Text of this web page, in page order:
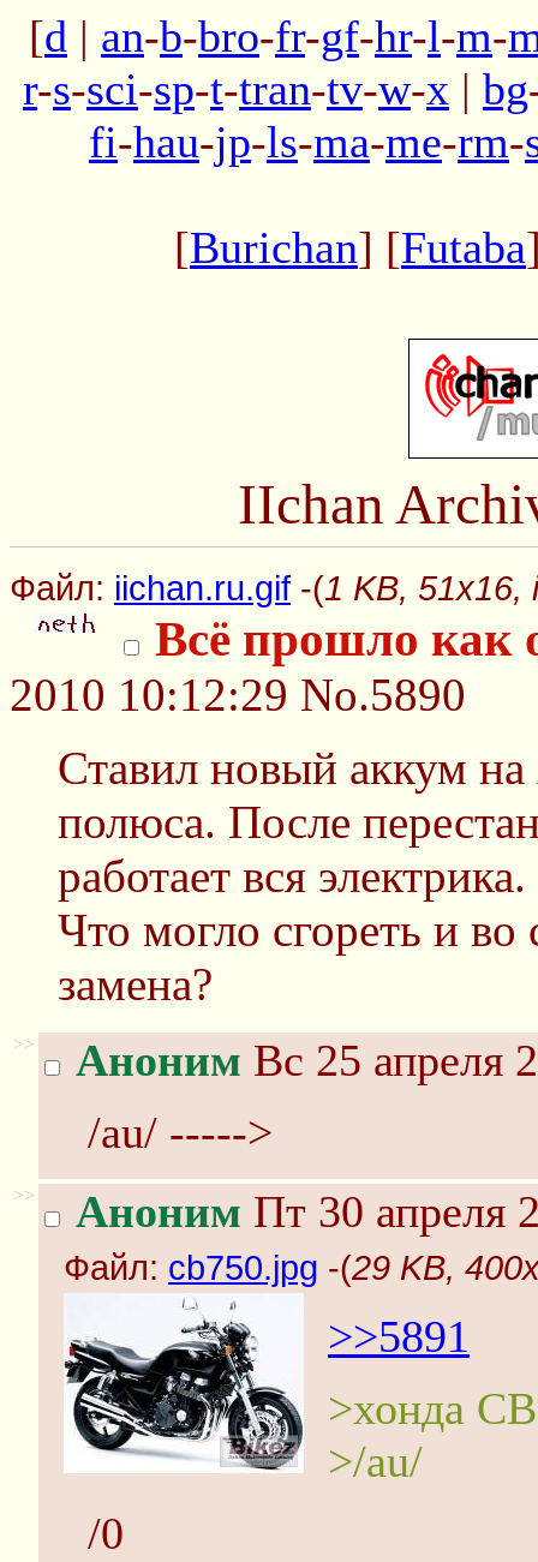
[d | an-b-bro-fr-gf-hr-l-m-
r-s-sci-sp-t-tran-tv-w-x | bg
fi-hau-jp-ls-ma-me-rm-
[Burichan] [Futaba
IIchan
Файл: iichan.ru.gif-(1 KB, 51x16,
Всё прошло как
2010 10:12:29 No.5890
Ставил новый аккум
полюса. После
работает вся
Что могло сгореть и во
замена?
>> Аноним Вс 25 апреля
/au/ ----->
>> Аноним Пт 30 апреля
Файл: cb750.jpg -(29 KB,
>>5891
>хонда
>/au/
/0